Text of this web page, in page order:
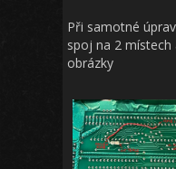
Při samotné
spoj na 2
obrázky